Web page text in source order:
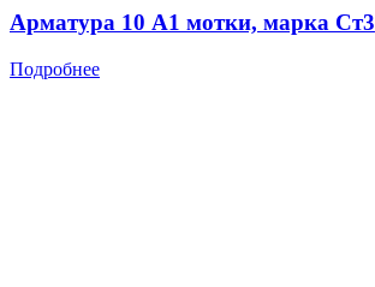
Арматура 10 А1 мотки, марка Ст3
Подробнее